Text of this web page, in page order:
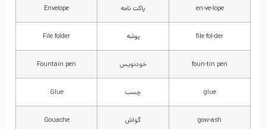
en-ve-lope پاکت نامه Envelope
file fol-der پوشه File folder
foun-tin pen خودنویس Fountain pen
glue چسب Glue
gow-ash گواش Gouache